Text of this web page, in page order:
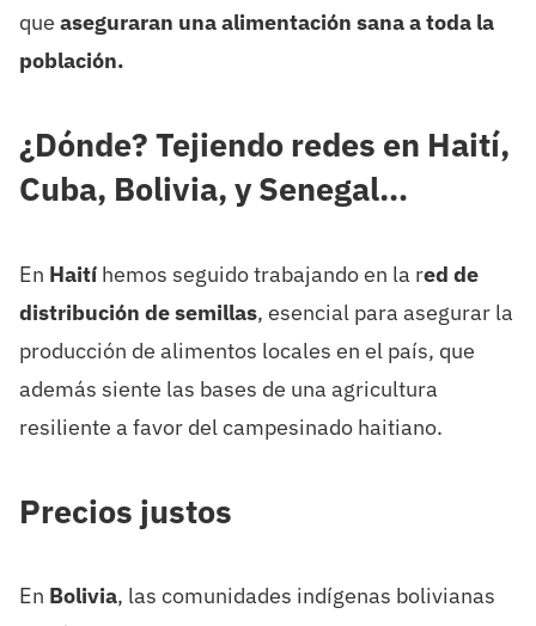
que aseguraran una alimentación sana a toda la
población.
¿Dónde? Tejiendo redes en Haití,
Cuba, Bolivia, y Senegal…
En Haitíhemos seguido trabajando en la red de
distribución de semillas, esencial para asegurar la
producción de alimentos locales en el país, que
además siente las bases de una agricultura
resiliente a favor del campesinado haitiano.
Precios justos
En Bolivia, las comunidades indígenas bolivianas